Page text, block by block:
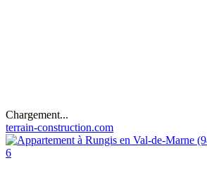
Chargement...
terrain-construction.com
6